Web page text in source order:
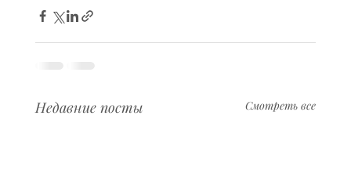
Недавние посты Смотреть все